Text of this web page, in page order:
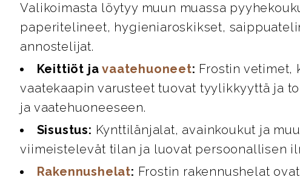
Valikoimasta löytyy muun muassa
paperitelineet, hygieniaroskikset,
annostelijat.
Keittiöt javaatehuoneet: Frostin vetimet,
vaatekaapin varusteet tuovat tyylikkyyttä ja
ja vaatehuoneeseen.
Sisustus: Kynttilänjalat, avainkoukut ja
viimeistelevät tilan ja luovat persoonallisen
Rakennushelat: Frostin rakennushelat